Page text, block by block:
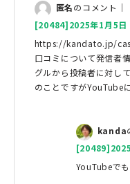
匿名のコメント｜
[20484]2025年1月5
https://kandato.jp/
口コミについて発信者
グルから投稿者に対し
のことですがYouTube
kanda
YouTubeで